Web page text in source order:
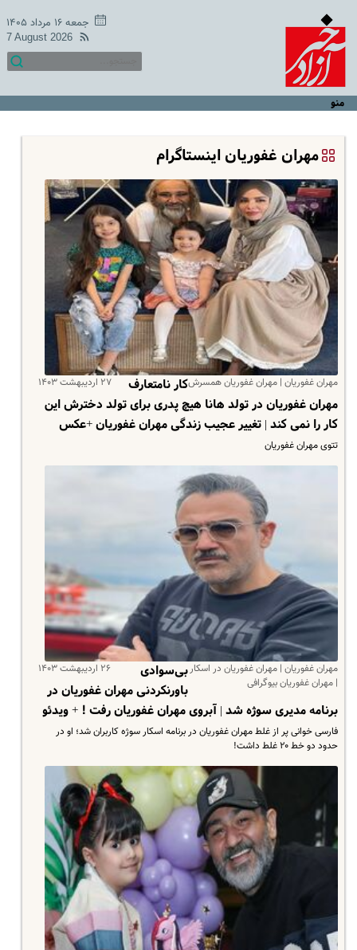
جمعه ۱۶ مرداد ۱۴۰۵
7 August 2026
منو
مهران غفوریان اینستاگرام
مهران غفوریان | مهران غفوریان همسرش ۲۷ اردیبهشت ۱۴۰۳
کار نامتعارف
مهران غفوریان در تولد هانا هیچ پدری برای تولد دخترش این
کار را نمی کند | تغییر عجیب زندگی مهران غفوریان +عکس
تتوی مهران غفوریان
مهران غفوریان | مهران غفوریان در اسکار
| مهران غفوریان بیوگرافی
۲۶ اردیبهشت ۱۴۰۳
بی‌سوادی
باورنکردنی مهران غفوریان در
برنامه مدیری سوژه شد | آبروی مهران غفوریان رفت ! + ویدئو
فارسی خوانی پر از غلط مهران غفوریان در برنامه اسکار سوژه کاربران شد؛ او در
حدود دو خط ۲۰ غلط داشت!